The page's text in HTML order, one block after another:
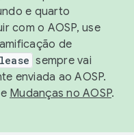
e quarto
com o AOSP, use
de
sempre vai
enviada ao AOSP.
Mudanças no AOSP.